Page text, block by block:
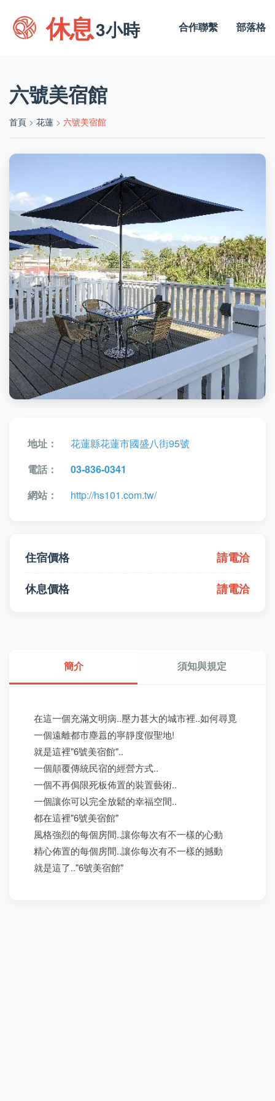
休息3小時 合作聯繫 部落格
六號美宿館
首頁 > 花蓮 > 六號美宿館
地址：
花蓮縣花蓮市國盛八街95號
電話：
03-836-0341
網站：
http://hs101.com.tw/
住宿價格
請電洽
休息價格
請電洽
簡介 須知與規定
在這一個充滿文明病..壓力甚大的城市裡..如何尋覓
一個遠離都市塵囂的寧靜度假聖地!
就是這裡"6號美宿館"..
一個顛覆傳統民宿的經營方式..
一個不再侷限死板佈置的裝置藝術..
一個讓你可以完全放鬆的幸福空間..
都在這裡"6號美宿館"
風格強烈的每個房間..讓你每次有不一樣的心動
精心佈置的每個房間..讓你每次有不一樣的撼動
就是這了.."6號美宿館"